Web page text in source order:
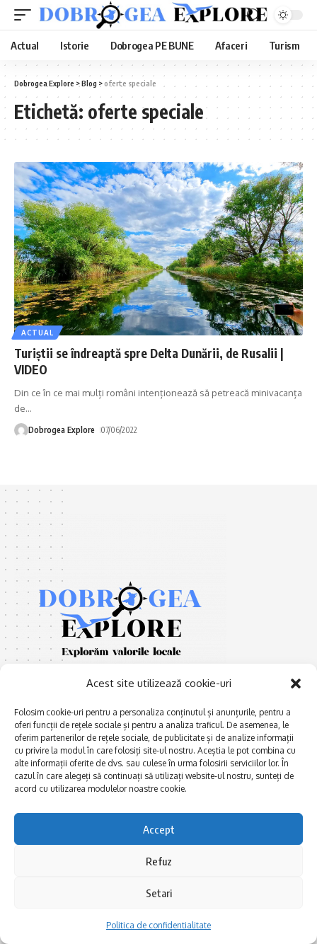
Acest site utilizează cookie-uri
Folosim cookie-uri pentru a personaliza conținutul și anunțurile, pentru a
oferi funcții de rețele sociale și pentru a analiza traficul. De asemenea, le
oferim partenerilor de rețele sociale, de publicitate și de analize informații
cu privire la modul în care folosiți site-ul nostru. Aceștia le pot combina cu
alte informații oferite de dvs. sau culese în urma folosirii serviciilor lor. În
cazul în care alegeți să continuați să utilizați website-ul nostru, sunteți de
acord cu utilizarea modulelor noastre cookie.
Accept
Refuz
Setari
Politica de confidentialitate
Actual Istorie Dobrogea PE BUNE Afaceri Turism
Dobrogea Explore >Blog > oferte speciale
Etichetă: oferte speciale
ACTUAL
Turiştii se îndreaptă spre Delta Dunării, de Rusalii |
VIDEO
Din ce în ce mai mulți români intenționează să petreacă minivacanța
de…
Dobrogea Explore 07/06/2022
E xplorăm Dobrogea,
Explorăm valorile locale:
Deltă, Litoral, cele mai mari
biserici și mănăstiri, cele mai
FRUMOASE POVEȘTI.
Afaceri și meșteșuguri
Actualitate